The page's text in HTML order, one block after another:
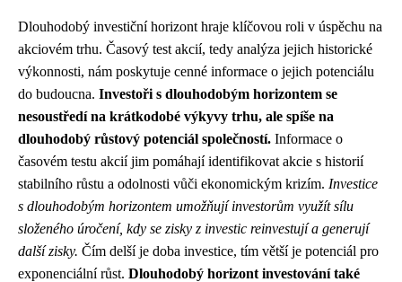
Dlouhodobý investiční horizont hraje klíčovou roli v úspěchu na
akciovém trhu. Časový test akcií, tedy analýza jejich historické
výkonnosti, nám poskytuje cenné informace o jejich potenciálu
do budoucna. Investoři s dlouhodobým horizontem se
nesoustředí na krátkodobé výkyvy trhu, ale spíše na
dlouhodobý růstový potenciál společností. Informace o
časovém testu akcií jim pomáhají identifikovat akcie s historií
stabilního růstu a odolnosti vůči ekonomickým krizím. Investice
s dlouhodobým horizontem umožňují investorům využít sílu
složeného úročení, kdy se zisky z investic reinvestují a generují
další zisky. Čím delší je doba investice, tím větší je potenciál pro
exponenciální růst. Dlouhodobý horizont investování také